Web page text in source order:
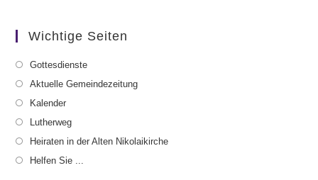
Wichtige Seiten
Gottesdienste
Aktuelle Gemeindezeitung
Kalender
Lutherweg
Heiraten in der Alten Nikolaikirche
Helfen Sie ...